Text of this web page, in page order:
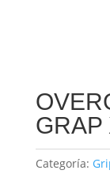
GRAP
Categoría: